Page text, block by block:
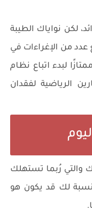
لكن نواياك الطيبة
من الإغراءات في
لبدء اتباع نظام
الرياضية لفقدان
والتي رُبما تستهلك
لك قد يكون هو